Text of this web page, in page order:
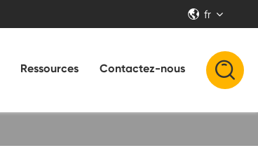
 fr
Ressources Contactez-nous 